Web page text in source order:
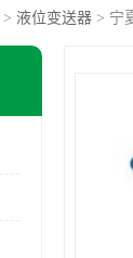
> 液位变送器 > 宁